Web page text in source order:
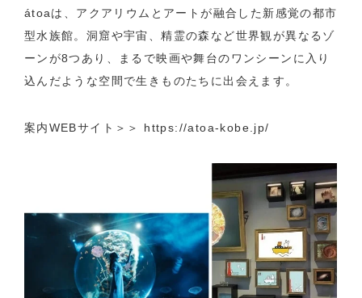
átoaは、アクアリウムとアートが融合した新感覚の都市
型水族館。洞窟や宇宙、精霊の森など世界観が異なるゾ
ーンが8つあり、まるで映画や舞台のワンシーンに入り
込んだような空間で生きものたちに出会えます。
案内WEBサイト＞＞ https://atoa-kobe.jp/